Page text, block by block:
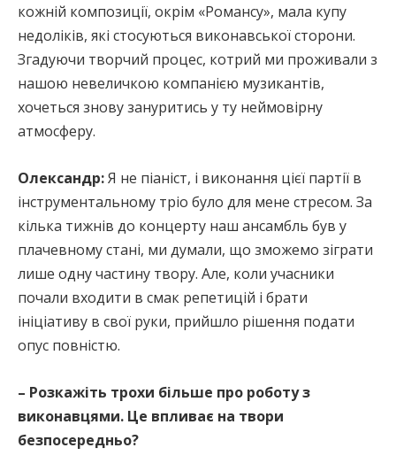
кожній композиції, окрім «Романсу», мала купу
недоліків, які стосуються виконавської сторони.
Згадуючи творчий процес, котрий ми проживали з
нашою невеличкою компанією музикантів,
хочеться знову зануритись у ту неймовірну
атмосферу.
Олександр:Я не піаніст, і виконання цієї партії в
інструментальному тріо було для мене стресом. За
кілька тижнів до концерту наш ансамбль був у
плачевному стані, ми думали, що зможемо зіграти
лише одну частину твору. Але, коли учасники
почали входити в смак репетицій і брати
ініціативу в свої руки, прийшло рішення подати
опус повністю.
– Розкажіть трохи більше про роботу з
виконавцями. Це впливає на твори
безпосередньо?